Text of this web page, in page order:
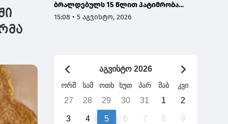
ბრალდებულს 15 წლით პატიმრობა
მიუსაჯა
15:08 • 5 აგვისტო, 2026
აგვისტო 2026
ორშ სამ ოთხ ხუთ პარ შაბ კვი
27 28 29 30 31 1 2
3 4 5 6 7 8 9